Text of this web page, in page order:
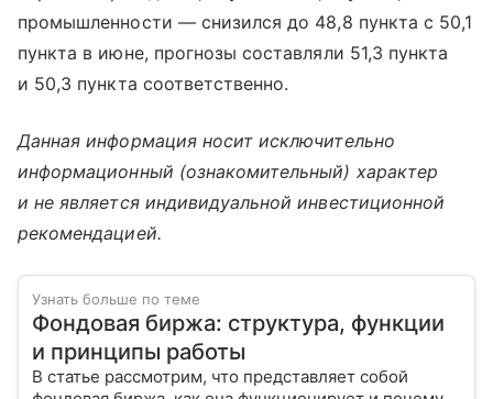
промышленности — снизился до 48,8 пункта с 50,1
пункта в июне, прогнозы составляли 51,3 пункта
и 50,3 пункта соответственно.
Данная информация носит исключительно
информационный (ознакомительный) характер
и не является индивидуальной инвестиционной
рекомендацией.
Узнать больше по теме
Фондовая биржа: структура, функции
и принципы работы
В статье рассмотрим, что представляет собой